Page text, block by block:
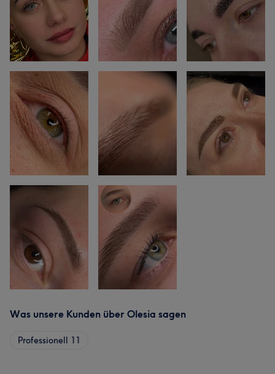
Was unsere Kunden über Olesia sagen
Professionell 11